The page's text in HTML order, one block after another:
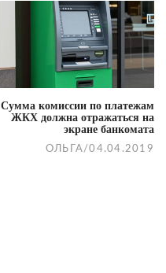
Сумма комиссии по платежам
ЖКХ должна отражаться на
экране банкомата
ОЛЬГА /04.04.2019